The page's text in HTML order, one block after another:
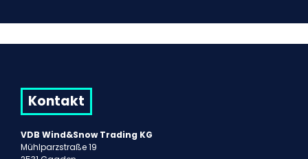
Kontakt
VDB Wind&Snow Trading KG
Mühlparzstraße 19